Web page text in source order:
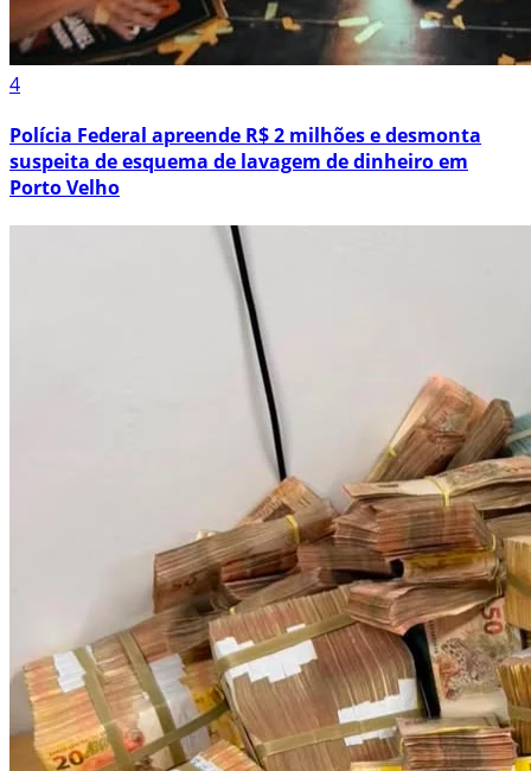
4
Polícia Federal apreende R$ 2 milhões e desmonta
suspeita de esquema de lavagem de dinheiro em
Porto Velho